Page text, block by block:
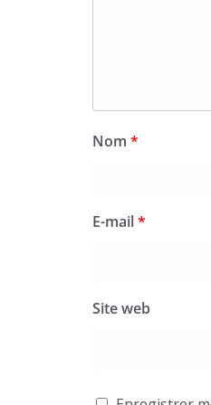
Nom *
E-mail*
Site web